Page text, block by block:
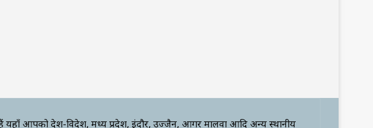
हैं यहाँ आपको देश-विदेश, मध्य प्रदेश, इंदौर, उज्जैन, आगर मालवा आदि अन्य स्थानीय